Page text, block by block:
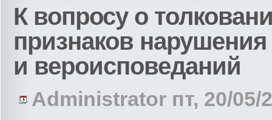
К вопросу о
признаков
и вероисповеданий
Administrator пт, 20/05/